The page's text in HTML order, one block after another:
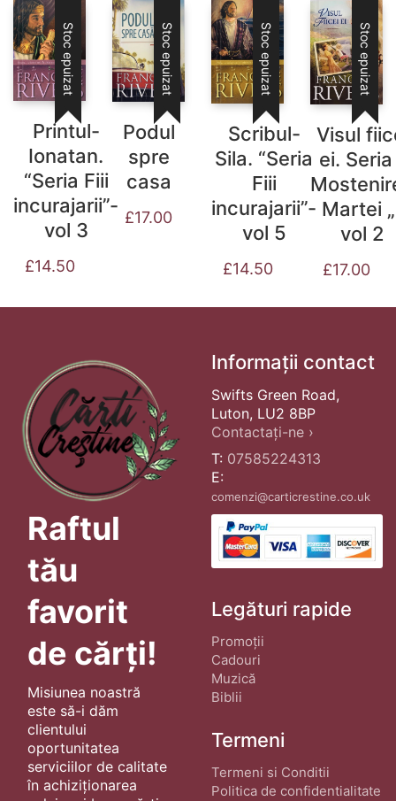
Stoc epuizat
Printul-
Ionatan.
“Seria Fiii
incurajarii”-
vol 3
£14.50
Stoc epuizat
Podul
spre
casa
£17.00
Stoc epuizat
Scribul-
Sila. “Seria
Fiii
incurajarii”-
vol 5
£14.50
Stoc epuizat
Visul
ei. Seria
Martei
vol 2
£17.00
Raftul
tău
favorit
de cărți!
Misiunea noastră
este să-i dăm
clientului
oportunitatea
serviciilor de calitate
în achiziționarea
Informații contact
Swifts Green Road,
Luton, LU2 8BP
Contactați-ne ›
T: 07585224313
E:
comenzi@carticrestine.co.uk
Legături rapide
Promoții
Cadouri
Muzică
Biblii
Termeni
Termeni si Conditii
Politica de confidentialitate